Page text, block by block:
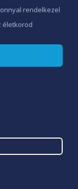
rendelkezel
életkorod